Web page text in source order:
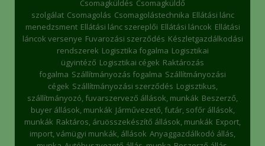
Csomagküldés Csomagküldő
szolgálat Csomagolás Csomagolástechnika Ellátási lánc
menedzsment Ellátási lánc szereplői Ellátási láncok Ellátási
láncok versenye Fuvarozási szerződés Készletgazdálkodási
rendszerek Logisztika fogalma Logisztikai
ügyintéző Logisztikai cégek Raktározás
fogalma Szállítmányozás fogalma Szállítmányozási
cégek Szállítmányozási szerződés Logisztikus,
szállítmányozó, fuvarszervező állások, munkák Beszerző,
buyer állások, munkák Járművezető, futár, sofőr állások,
munkák Raktáros, áruösszekészítő állások, munkák Export,
import, vámügyi munkák, állások Anyaggazdálkodó állás,